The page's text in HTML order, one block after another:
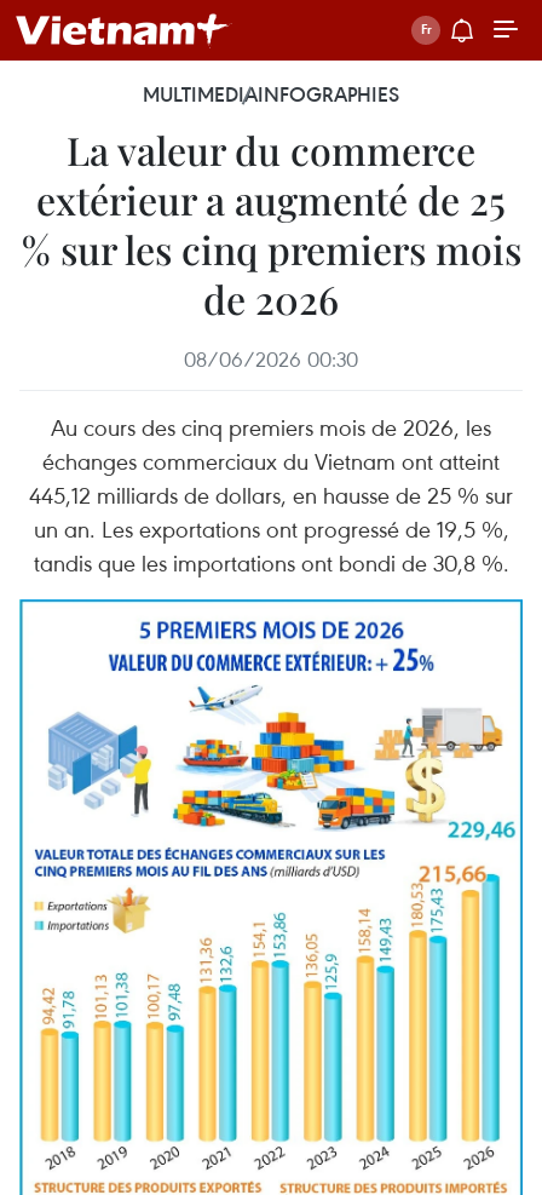
MULTIMEDIAINFOGRAPHIES
La valeur du commerce
extérieur a augmenté de 25
% sur les cinq premiers mois
de 2026
08/06/2026 00:30
Au cours des cinq premiers mois de 2026, les
échanges commerciaux du Vietnam ont atteint
445,12 milliards de dollars, en hausse de 25 % sur
un an. Les exportations ont progressé de 19,5 %,
tandis que les importations ont bondi de 30,8 %.